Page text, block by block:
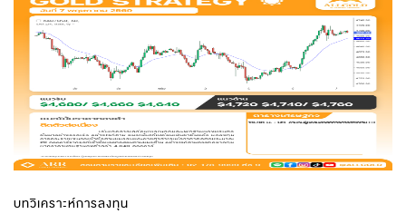
บทวิเคราะห์การลงทุน